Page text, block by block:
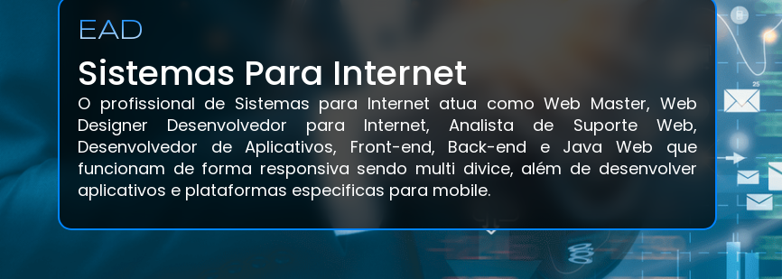
EAD
Sistemas Para Internet
O profissional de Sistemas para Internet atua como Web Master, Web
Designer Desenvolvedor para Internet, Analista de Suporte Web,
Desenvolvedor de Aplicativos, Front-end, Back-end e Java Web que
funcionam de forma responsiva sendo multi divice, além de desenvolver
aplicativos e plataformas especificas para mobile.